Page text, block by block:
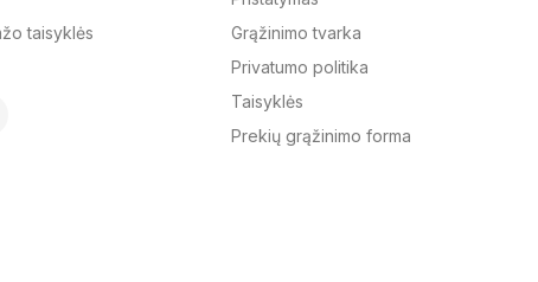
taisyklės
Grąžinimo tvarka
Privatumo politika
Taisyklės
Prekių grąžinimo forma